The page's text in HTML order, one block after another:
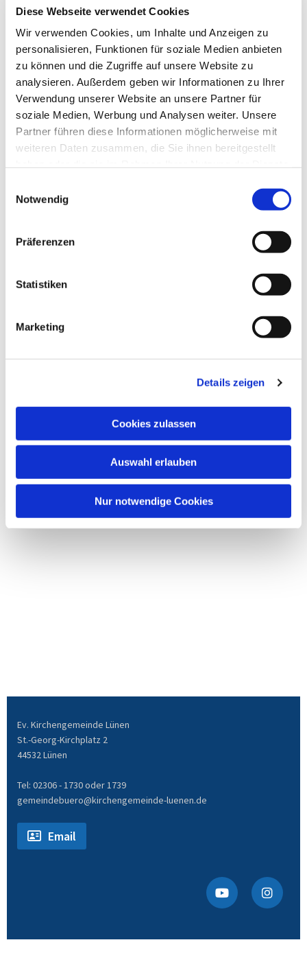
Diese Webseite verwendet Cookies
Wir verwenden Cookies, um Inhalte und Anzeigen zu
personalisieren, Funktionen für soziale Medien anbieten
zu können und die Zugriffe auf unsere Website zu
analysieren. Außerdem geben wir Informationen zu Ihrer
Verwendung unserer Website an unsere Partner für
soziale Medien, Werbung und Analysen weiter. Unsere
Partner führen diese Informationen möglicherweise mit
weiteren Daten zusammen, die Sie ihnen bereitgestellt
Notwendig
Präferenzen
Statistiken
Marketing
Details zeigen
Cookies zulassen
Auswahl erlauben
Nur notwendige Cookies
Ev. Kirchengemeinde Lünen
St.-Georg-Kirchplatz 2
44532 Lünen
Tel: 02306 - 1730 oder 1739
gemeindebuero@kirchengemeinde-luenen.de
Email